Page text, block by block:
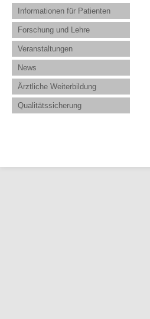
Informationen für Patienten
Forschung und Lehre
Veranstaltungen
News
Ärztliche Weiterbildung
Qualitätssicherung